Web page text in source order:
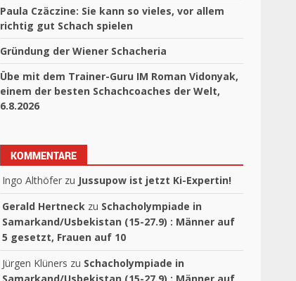
Paula Czäczine: Sie kann so vieles, vor allem
richtig gut Schach spielen
Gründung der Wiener Schacheria
Übe mit dem Trainer-Guru IM Roman Vidonyak,
einem der besten Schachcoaches der Welt,
6.8.2026
KOMMENTARE
Ingo Althöfer zu Jussupow ist jetzt Ki-Expertin!
Gerald Hertneck zu Schacholympiade in
Samarkand/Usbekistan (15-27.9) : Männer auf
5 gesetzt, Frauen auf 10
Jürgen Klüners zu Schacholympiade in